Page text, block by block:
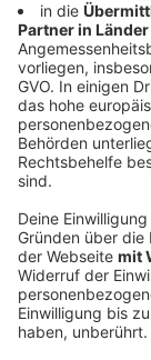
Im
Wahl nun alles
Partei im
mit Thorsten
den
Faktor mehr."
Hört hier das
Anzeige
Das